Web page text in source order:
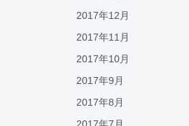
2017年12月
2017年11月
2017年10月
2017年9月
2017年8月
2017年7月